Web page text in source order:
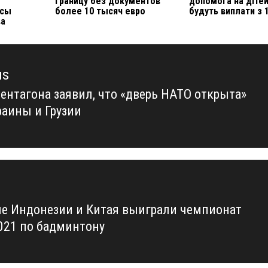
более 10 тысяч евро
будуть виплати з
заявил, что «дверь НАТО открыта»
и Грузии
Индонезии и Китая выиграли чемпионат
по бадминтону